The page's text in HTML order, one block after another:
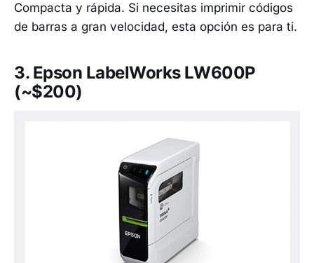
Compacta y rápida. Si necesitas imprimir códigos
de barras a gran velocidad, esta opción es para ti.
3. Epson LabelWorks LW600P
(~$200)